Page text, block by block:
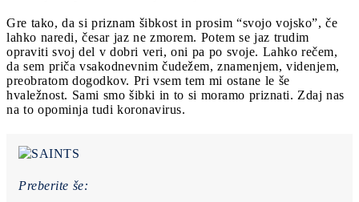
Gre tako, da si priznam šibkost in prosim “svojo vojsko”, če
lahko naredi, česar jaz ne zmorem. Potem se jaz trudim
opraviti svoj del v dobri veri, oni pa po svoje. Lahko rečem,
da sem priča vsakodnevnim čudežem, znamenjem, videnjem,
preobratom dogodkov. Pri vsem tem mi ostane le še
hvaležnost. Sami smo šibki in to si moramo priznati. Zdaj nas
na to opominja tudi koronavirus.
Preberite še: